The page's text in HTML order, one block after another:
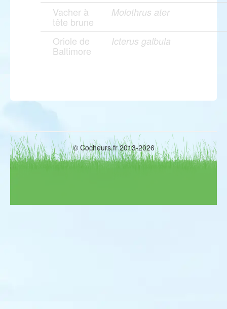
Vacher à
tête brune
Molothrus ater
Oriole de
Baltimore
Icterus galbula
© Cocheurs.fr 2013-2026